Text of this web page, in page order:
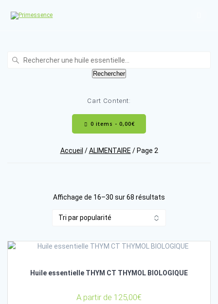
Recherche
Rechercher
Cart Content:
0 items - 0,00€
Accueil /ALIMENTAIRE / Page 2
Affichage de 16–30 sur 68 résultats
Huile essentielle THYM CT THYMOL BIOLOGIQUE
A partir de 125,00€